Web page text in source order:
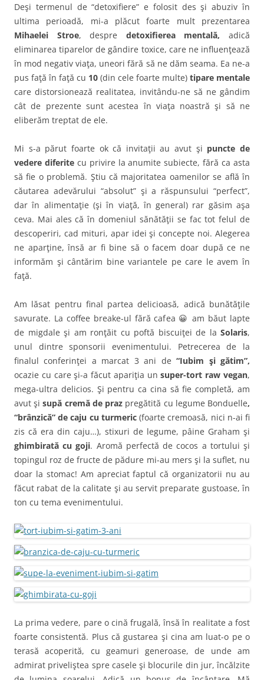
Deşi termenul de “detoxifiere” e folosit des şi abuziv în
ultima perioadă, mi-a plăcut foarte mult prezentarea
Mihaelei Stroe, despre detoxifierea mentală, adică
eliminarea tiparelor de gândire toxice, care ne influenţează
în mod negativ viaţa, uneori fără să ne dăm seama. Ea ne-a
pus faţă în faţă cu 10 (din cele foarte multe) tipare mentale
care distorsionează realitatea, invitându-ne să ne gândim
cât de prezente sunt acestea în viaţa noastră şi să ne
eliberăm treptat de ele.
Mi s-a părut foarte ok că invitaţii au avut şi puncte de
vedere diferitecu privire la anumite subiecte, fără ca asta
să fie o problemă. Ştiu că majoritatea oamenilor se află în
căutarea adevărului “absolut” şi a răspunsului “perfect”,
dar în alimentaţie (şi în viaţă, în general) rar găsim aşa
ceva. Mai ales că în domeniul sănătăţii se fac tot felul de
descoperiri, cad mituri, apar idei şi concepte noi. Alegerea
ne aparţine, însă ar fi bine să o facem doar după ce ne
informăm şi cântărim bine variantele pe care le avem în
faţă.
Am lăsat pentru final partea delicioasă, adică bunătăţile
savurate. La coffee breake-ul fără cafea 😀 am băut lapte
de migdale şi am ronţăit cu poftă biscuiţei de la Solaris,
unul dintre sponsorii evenimentului. Petrecerea de la
finalul conferinţei a marcat 3 ani de“Iubim şi gătim”,
ocazie cu care şi-a făcut apariţia unsuper-tort raw vegan,
mega-ultra delicios. Şi pentru ca cina să fie completă, am
avut şisupă cremă de praz pregătită cu legume Bonduelle,
“brânzică” de caju cu turmeric(foarte cremoasă, nici n-ai fi
zis că era din caju…), stixuri de legume, pâine Graham şi
ghimbirată cu goji. Aromă perfectă de cocos a tortului şi
topingul roz de fructe de pădure mi-au mers şi la suflet, nu
doar la stomac! Am apreciat faptul că organizatorii nu au
făcut rabat de la calitate şi au servit preparate gustoase, în
ton cu tema evenimentului.
La prima vedere, pare o cină frugală, însă în realitate a fost
foarte consistentă. Plus că gustarea şi cina am luat-o pe o
terasă acoperită, cu geamuri generoase, de unde am
admirat priveliştea spre casele şi blocurile din jur, încălzite